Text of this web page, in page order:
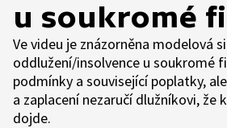
u soukromé
Ve videu je znázorněna modelová
oddlužení/insolvence u soukromé
podmínky a související poplatky,
a zaplacení nezaručí dlužníkovi, že
dojde.